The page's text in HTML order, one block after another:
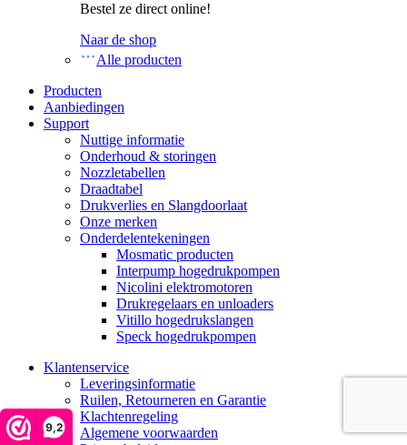
9,2
Bestel ze direct online!
Naar de shop
Alle producten
Producten
Aanbiedingen
Support
Nuttige informatie
Onderhoud & storingen
Nozzletabellen
Draadtabel
Drukverlies en Slangdoorlaat
Onze merken
Onderdelentekeningen
Mosmatic producten
Interpump hogedrukpompen
Nicolini elektromotoren
Drukregelaars en unloaders
Vitillo hogedrukslangen
Speck hogedrukpompen
Klantenservice
Leveringsinformatie
Ruilen, Retourneren en Garantie
Klachtenregeling
Algemene voorwaarden